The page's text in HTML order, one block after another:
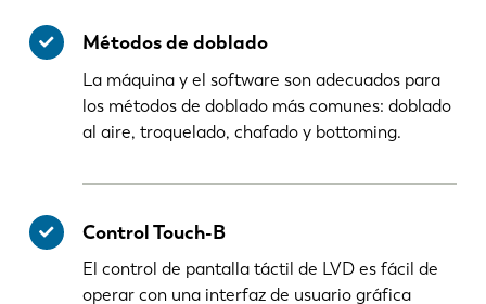
Métodos de doblado
La máquina y el software son adecuados para
los métodos de doblado más comunes: doblado
al aire, troquelado, chafado y bottoming.
Control Touch-B
El control de pantalla táctil de LVD es fácil de
operar con una interfaz de usuario gráfica